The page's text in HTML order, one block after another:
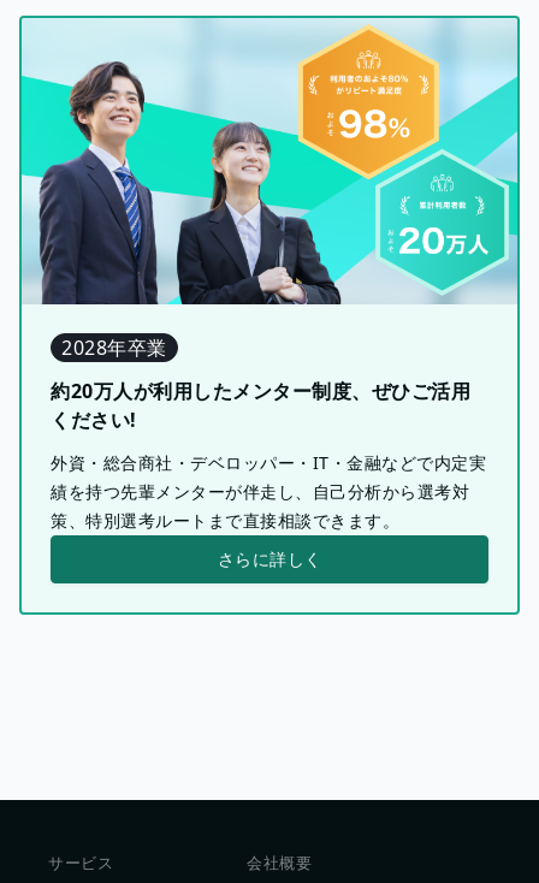
2028年卒業
約20万人が利用したメンター制度、ぜひご活用
ください!
外資・総合商社・デベロッパー・IT・金融などで内定実
績を持つ先輩メンターが伴走し、自己分析から選考対
策、特別選考ルートまで直接相談できます。
さらに詳しく
サービス 会社概要